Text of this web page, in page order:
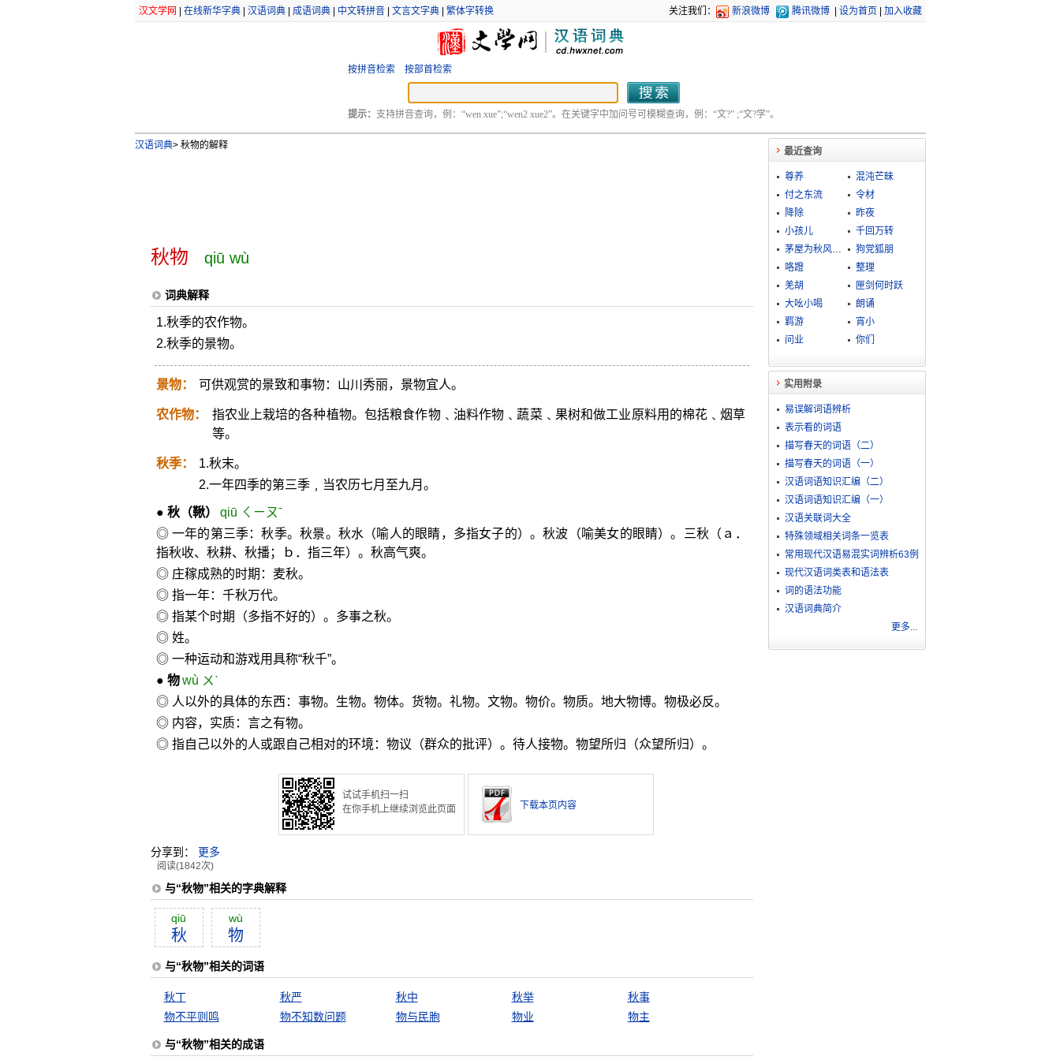
汉文学网 在线新华字典| 汉语词典| 成语词典| 中文转拼音| 文言文字典| 繁体字转换 关注我们： 新浪微博 腾讯微博 设为首页 加入收藏
按拼音检索 按部首检索
提示： 支持拼音查询，例：“wen xue”;“wen2 xue2”。在关键字中加问号可模糊查询，例：“文?” ;“文?学”。
汉语词典>秋物的解释
秋物 qiū wù
词典解释
1.秋季的农作物。
2.秋季的景物。
景物： 可供观赏的景致和事物：山川秀丽，景物宜人。
农作物：
指农业上栽培的各种植物。包括粮食作物﹑油料作物﹑蔬菜﹑果树和做工业原料用的棉花﹑烟草
等。
秋季：
1.秋末。
2.一年四季的第三季﹐当农历七月至九月。
● 秋（鞦）
qiū ㄑㄧㄡˉ
◎ 一年的第三季：秋季。秋景。秋水（喻人的眼睛，多指女子的）。秋波（喻美女的眼睛）。三秋（ａ．
指秋收、秋耕、秋播；ｂ．指三年）。秋高气爽。
◎ 庄稼成熟的时期：麦秋。
◎ 指一年：千秋万代。
◎ 指某个时期（多指不好的）。多事之秋。
◎ 姓。
◎ 一种运动和游戏用具称“秋千”。
● 物 wù ㄨˋ
◎ 人以外的具体的东西：事物。生物。物体。货物。礼物。文物。物价。物质。地大物博。物极必反。
◎ 内容，实质：言之有物。
◎ 指自己以外的人或跟自己相对的环境：物议（群众的批评）。待人接物。物望所归（众望所归）。
试试手机扫一扫
在你手机上继续浏览此页面
下载本页内容
分享到： 更多
阅读(1842次)
与“秋物”相关的字典解释
qiū
秋
wù
物
与“秋物”相关的词语
秋丁 秋严 秋中 秋举
秋事
物不平则鸣
物不知数问题 物与民胞 物业 物主
与“秋物”相关的成语
最近查询
尊养
混沌芒昧
付之东流
令材
降除
昨夜
小孩儿
千回万转
茅屋为秋风所破歌
狗党狐朋
咯蹬
整理
羌胡
匣剑何时跃
大吆小喝
朗诵
羁游
宵小
问业
你们
实用附录
易误解词语辨析
表示看的词语
描写春天的词语（二）
描写春天的词语（一）
汉语词语知识汇编（二）
汉语词语知识汇编（一）
汉语关联词大全
特殊领域相关词条一览表
常用现代汉语易混实词辨析63例
现代汉语词类表和语法表
词的语法功能
汉语词典简介
更多...